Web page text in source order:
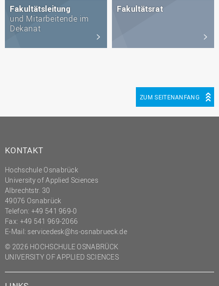
Fakultätsleitung
und Mitarbeitende im
Dekanat
Fakultätsrat
ZUM SEITENANFANG
KONTAKT
Hochschule Osnabrück
University of Applied Sciences
Albrechtstr. 30
49076 Osnabrück
Telefon: +49 541 969-0
Fax: +49 541 969-2066
E-Mail: servicedesk@hs-osnabrueck.de
© 2026 HOCHSCHULE OSNABRÜCK
UNIVERSITY OF APPLIED SCIENCES